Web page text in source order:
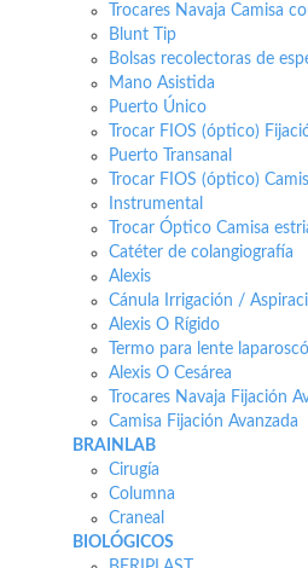
Trocares Navaja Camisa
Blunt Tip
Bolsas recolectoras de
Mano Asistida
Puerto Único
Trocar FIOS (óptico)
Puerto Transanal
Trocar FIOS (óptico)
Instrumental
Trocar Óptico Camisa
Catéter de colangiografía
Alexis
Cánula Irrigación /
Alexis O Rígido
Termo para lente
Alexis O Cesárea
Trocares Navaja Fijación
Camisa Fijación Avanzada
BRAINLAB
Cirugía
Columna
Craneal
BIOLÓGICOS